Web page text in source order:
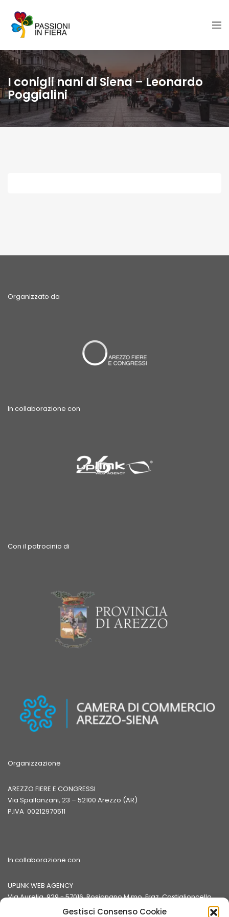
Gestisci Consenso Cookie
I conigli nani di Siena – Leonardo
Poggialini
Organizzato da
In collaborazione con
Con il patrocinio di
Organizzazione
AREZZO FIERE E CONGRESSI
Via Spallanzani, 23 – 52100 Arezzo (AR)
P.IVA 00212970511
In collaborazione con
UPLINK WEB AGENCY
Via Aurelia, 929 - 57016 Rosignano M.mo, Fraz. Castiglioncello